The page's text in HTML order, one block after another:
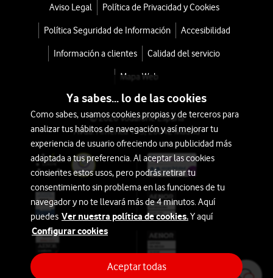
Aviso Legal Política de Privacidad y Cookies
Política Seguridad de Información Accesibilidad
Información a clientes Calidad del servicio
Mapa Web
© 2026 Vodafone España
Avda. América 115, 28042 Madrid
Ya sabes... lo de las cookies
Como sabes, usamos cookies propias y de terceros para
analizar tus hábitos de navegación y así mejorar tu
experiencia de usuario ofreciendo una publicidad más
adaptada a tus preferencia. Al aceptar las cookies
consientes estos usos, pero podrás retirar tu
consentimiento sin problema en las funciones de tu
navegador y no te llevará más de 4 minutos. Aquí
puedes Ver nuestra política de cookies.Y aquí
Configurar cookies
Aceptar todas